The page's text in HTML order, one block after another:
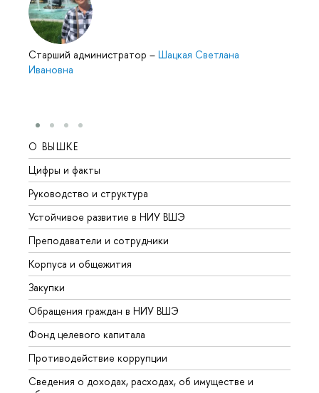
Cтарший администратор – Шацкая Светлана
Ивановна
О ВЫШКЕ
Цифры и факты
Руководство и структура
Устойчивое развитие в НИУ ВШЭ
Преподаватели и сотрудники
Корпуса и общежития
Закупки
Обращения граждан в НИУ ВШЭ
Фонд целевого капитала
Противодействие коррупции
Сведения о доходах, расходах, об имуществе и